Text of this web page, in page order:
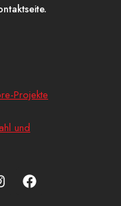
Projekte
und
a
u